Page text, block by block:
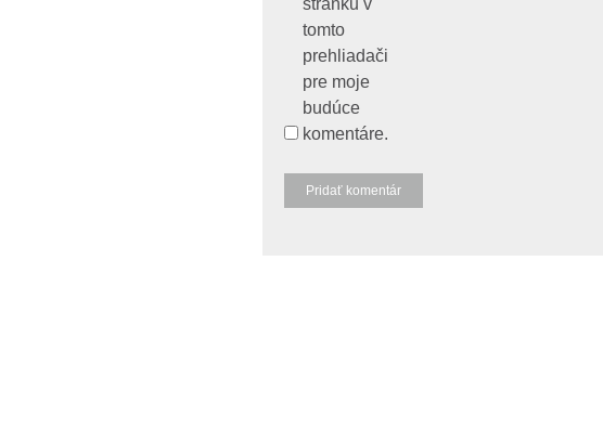
tomto
prehliadači
pre moje
budúce
komentáre.